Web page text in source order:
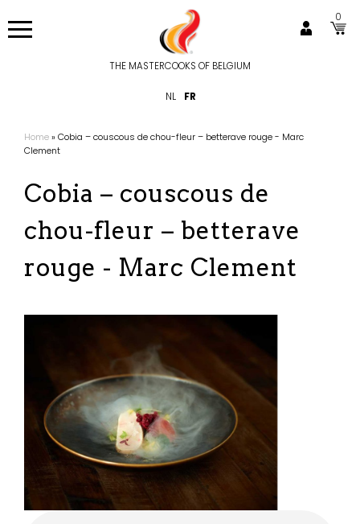
au
THE MASTERCOOKS OF BELGIUM
0
NL FR
Fil
Home
Cobia – couscous de chou-fleur – betterave rouge - Marc
Clement
Cobia – couscous de
chou-fleur – betterave
rouge - Marc Clement